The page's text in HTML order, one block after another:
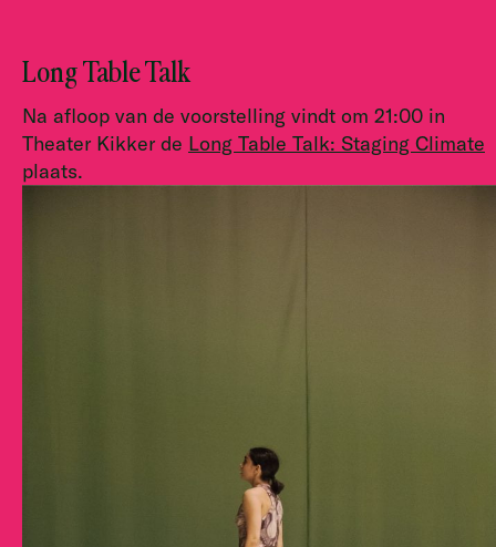
Long Table Talk
Na afloop van de voorstelling vindt om 21:00 in
Theater Kikker de Long Table Talk: Staging Climate
plaats.